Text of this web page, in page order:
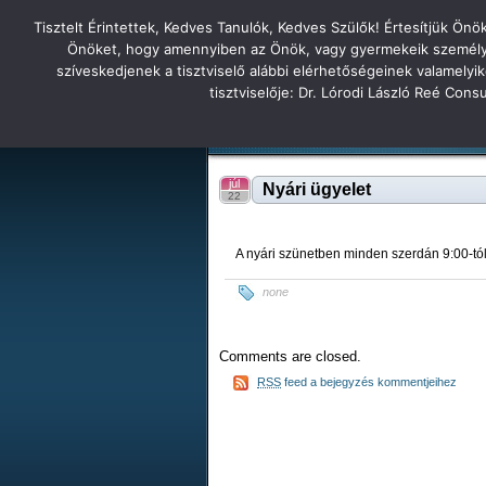
Főoldal Hírek Tudás Állandóság
Nyári ügyelet
júl
22
A nyári szünetben minden szerdán 9:00-
none
Comments are closed.
RSS feed a bejegyzés kommentjeihez
Tatabányai Árpád Gimnázium 2
Tisztelt Érintettek, Kedves Tanulók, Kedves Szülők! Értesítjük
Önöket, hogy amennyiben az Önök, vagy gyermekeik
szíveskedjenek a tisztviselő alábbi elérhetőségeinek
tisztviselője: Dr. Lórodi László Reé